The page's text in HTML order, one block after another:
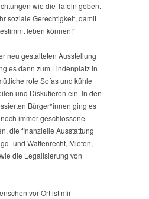
wie die Tafeln geben.
soziale Gerechtigkeit, damit
leben können!“
neu gestalteten Ausstellung
es dann zum Lindenplatz in
rote Sofas und kühle
und Diskutieren ein. In den
Bürger*innen ging es
immer geschlossene
die finanzielle Ausstattung
und Waffenrecht, Mieten,
die Legalisierung von
vor Ort ist mir